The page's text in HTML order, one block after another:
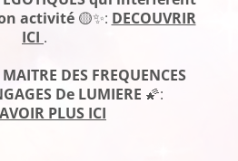
activité 🟡✨: DECOUVRIR
ICI .
DES FREQUENCES
De LUMIERE 🌠:
PLUS ICI